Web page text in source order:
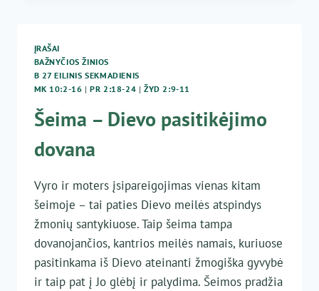
ĮRAŠAI
BAŽNYČIOS ŽINIOS
B 27 EILINIS SEKMADIENIS
MK 10:2-16 |PR 2:18-24 |ŽYD 2:9-11
Šeima – Dievo pasitikėjimo
dovana
Vyro ir moters įsipareigojimas vienas kitam
šeimoje – tai paties Dievo meilės atspindys
žmonių santykiuose. Taip šeima tampa
dovanojančios, kantrios meilės namais, kuriuose
pasitinkama iš Dievo ateinanti žmogiška gyvybė
ir taip pat į Jo glėbį ir palydima. Šeimos pradžia